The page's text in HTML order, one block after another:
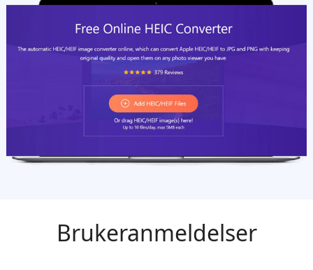
Brukeranmeldelser